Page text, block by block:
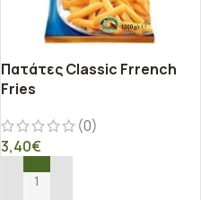
Πατάτες Classic Frrench
Fries
(0)
3,40€
ΠΡΟΣΘΉΚΗ ΣΤΟ ΚΑΛΆΘΙ